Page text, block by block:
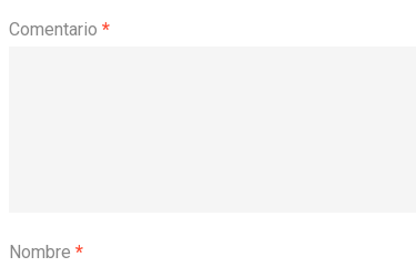
Comentario *
Nombre *